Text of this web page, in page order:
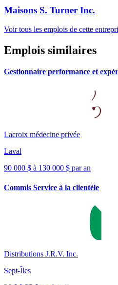
Maisons S. Turner Inc.
Voir tous les emplois de cette
Emplois similaires
Gestionnaire performance et
Lacroix médecine privée
Laval
90 000 $ à 130 000 $ par an
Commis Service à la clientèle
Distributions J.R.V. Inc.
Sept-Îles